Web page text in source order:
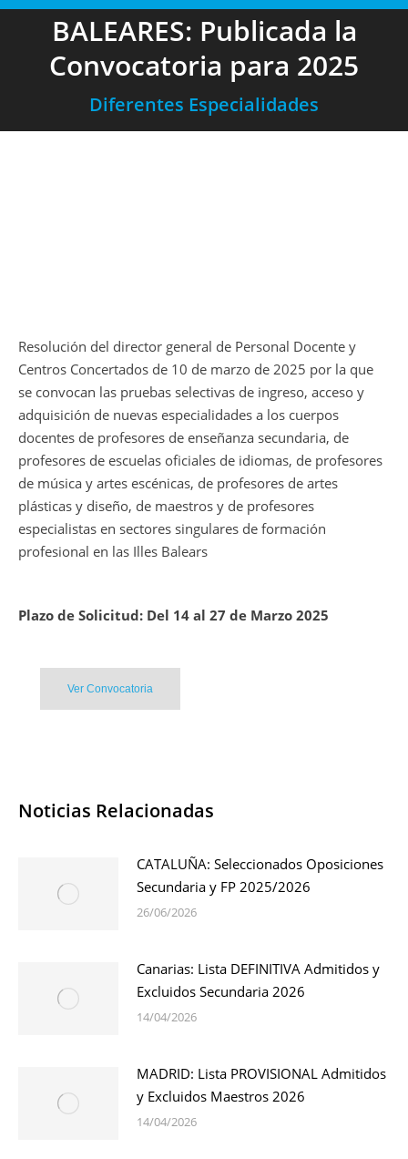
BALEARES: Publicada la
Convocatoria para 2025
Diferentes Especialidades
Resolución del director general de Personal Docente y
Centros Concertados de 10 de marzo de 2025 por la que
se convocan las pruebas selectivas de ingreso, acceso y
adquisición de nuevas especialidades a los cuerpos
docentes de profesores de enseñanza secundaria, de
profesores de escuelas oficiales de idiomas, de profesores
de música y artes escénicas, de profesores de artes
plásticas y diseño, de maestros y de profesores
especialistas en sectores singulares de formación
profesional en las Illes Balears
Plazo de Solicitud: Del 14 al 27 de Marzo 2025
Ver Convocatoria
Noticias Relacionadas
CATALUÑA: Seleccionados Oposiciones
Secundaria y FP 2025/2026
26/06/2026
Canarias: Lista DEFINITIVA Admitidos y
Excluidos Secundaria 2026
14/04/2026
MADRID: Lista PROVISIONAL Admitidos
y Excluidos Maestros 2026
14/04/2026